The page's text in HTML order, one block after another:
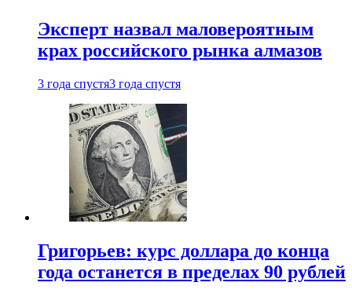
Эксперт назвал маловероятным
крах российского рынка алмазов
3 года спустя3 года спустя
Григорьев: курс доллара до конца
года останется в пределах 90 рублей